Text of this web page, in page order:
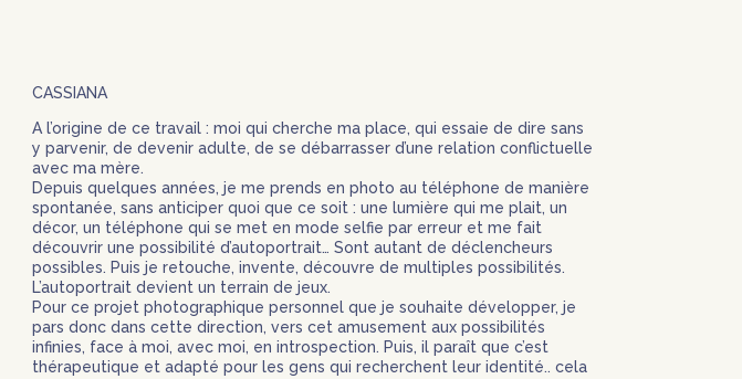
CASSIANA
A l’origine de ce travail : moi qui cherche ma place, qui essaie de dire sans
y parvenir, de devenir adulte, de se débarrasser d’une relation conflictuelle
avec ma mère.
Depuis quelques années, je me prends en photo au téléphone de manière
spontanée, sans anticiper quoi que ce soit : une lumière qui me plait, un
décor, un téléphone qui se met en mode selfie par erreur et me fait
découvrir une possibilité d’autoportrait… Sont autant de déclencheurs
possibles. Puis je retouche, invente, découvre de multiples possibilités.
L’autoportrait devient un terrain de jeux.
Pour ce projet photographique personnel que je souhaite développer, je
pars donc dans cette direction, vers cet amusement aux possibilités
infinies, face à moi, avec moi, en introspection. Puis, il paraît que c’est
thérapeutique et adapté pour les gens qui recherchent leur identité.. cela